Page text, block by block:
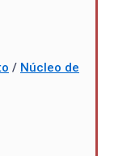
/ Núcleo de